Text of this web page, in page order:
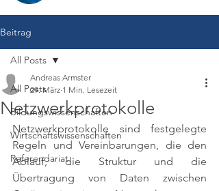
Beitrag
All Posts
Bildungswissenschaften
Wirtschaftswissenschaften
Referendariat
All Posts
Netzwerkprotokolle
Andreas Armster
29. März 1 Min. Lesezeit
Netzwerkprotokolle sind festgelegte
Regeln und Vereinbarungen, die den
Ablauf, die Struktur und die
Übertragung von Daten zwischen